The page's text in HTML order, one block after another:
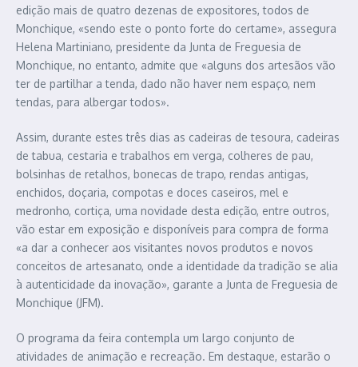
edição mais de quatro dezenas de expositores, todos de
Monchique, «sendo este o ponto forte do certame», assegura
Helena Martiniano, presidente da Junta de Freguesia de
Monchique, no entanto, admite que «alguns dos artesãos vão
ter de partilhar a tenda, dado não haver nem espaço, nem
tendas, para albergar todos».
Assim, durante estes três dias as cadeiras de tesoura, cadeiras
de tabua, cestaria e trabalhos em verga, colheres de pau,
bolsinhas de retalhos, bonecas de trapo, rendas antigas,
enchidos, doçaria, compotas e doces caseiros, mel e
medronho, cortiça, uma novidade desta edição, entre outros,
vão estar em exposição e disponíveis para compra de forma
«a dar a conhecer aos visitantes novos produtos e novos
conceitos de artesanato, onde a identidade da tradição se alia
à autenticidade da inovação», garante a Junta de Freguesia de
Monchique (JFM).
O programa da feira contempla um largo conjunto de
atividades de animação e recreação. Em destaque, estarão o